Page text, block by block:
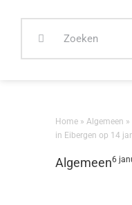
Home »Algemeen »
in Eibergen op 14
Algemeen6